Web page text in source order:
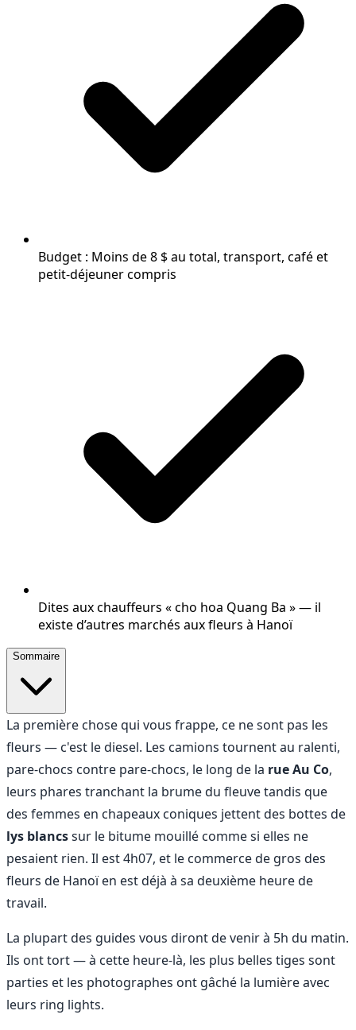
Budget : Moins de 8 $ au total, transport, café et
petit-déjeuner compris
Dites aux chauffeurs « cho hoa Quang Ba » — il
existe d’autres marchés aux fleurs à Hanoï
Sommaire
La première chose qui vous frappe, ce ne sont pas les
fleurs — c'est le diesel. Les camions tournent au ralenti,
pare-chocs contre pare-chocs, le long de la rue Au Co,
leurs phares tranchant la brume du fleuve tandis que
des femmes en chapeaux coniques jettent des bottes de
lys blancssur le bitume mouillé comme si elles ne
pesaient rien. Il est 4h07, et le commerce de gros des
fleurs de Hanoï en est déjà à sa deuxième heure de
travail.
La plupart des guides vous diront de venir à 5h du matin.
Ils ont tort — à cette heure-là, les plus belles tiges sont
parties et les photographes ont gâché la lumière avec
leurs ring lights.